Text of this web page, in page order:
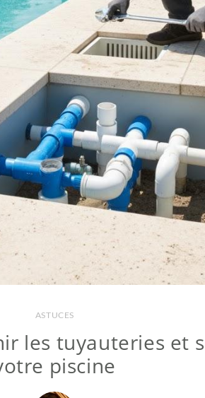
ASTUCES
les tuyauteries et
piscine